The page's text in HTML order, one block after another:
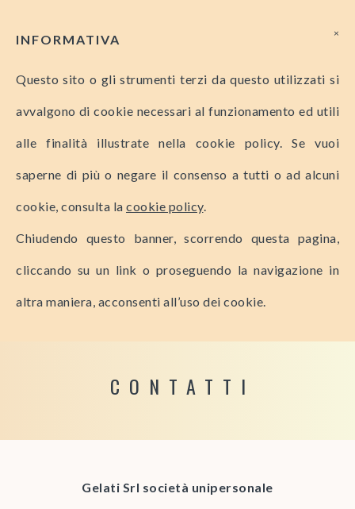
CONTATTI
Gelati Srl società unipersonale
×
INFORMATIVA
Questo sito o gli strumenti terzi da questo utilizzati si
avvalgono di cookie necessari al funzionamento ed utili
alle finalità illustrate nella cookie policy. Se vuoi
saperne di più o negare il consenso a tutti o ad alcuni
cookie, consulta la cookie policy.
Chiudendo questo banner, scorrendo questa pagina,
cliccando su un link o proseguendo la navigazione in
altra maniera, acconsenti all’uso dei cookie.